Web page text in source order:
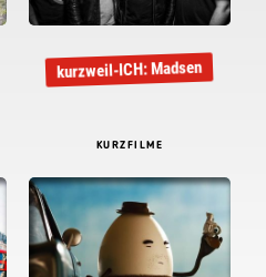
kurzweil-ICH: Madsen
KURZFILME